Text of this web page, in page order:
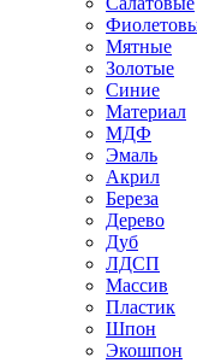
Мятные
Золотые
Синие
Материал
МДФ
Эмаль
Акрил
Береза
Дерево
Дуб
ЛДСП
Массив
Пластик
Шпон
Экошпон